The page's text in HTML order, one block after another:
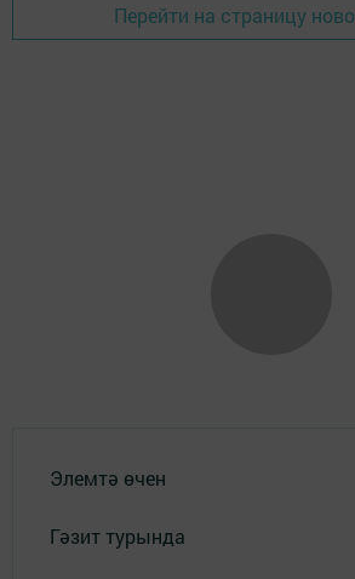
Перейти на страницу
Элемтә өчен
Гәзит турында